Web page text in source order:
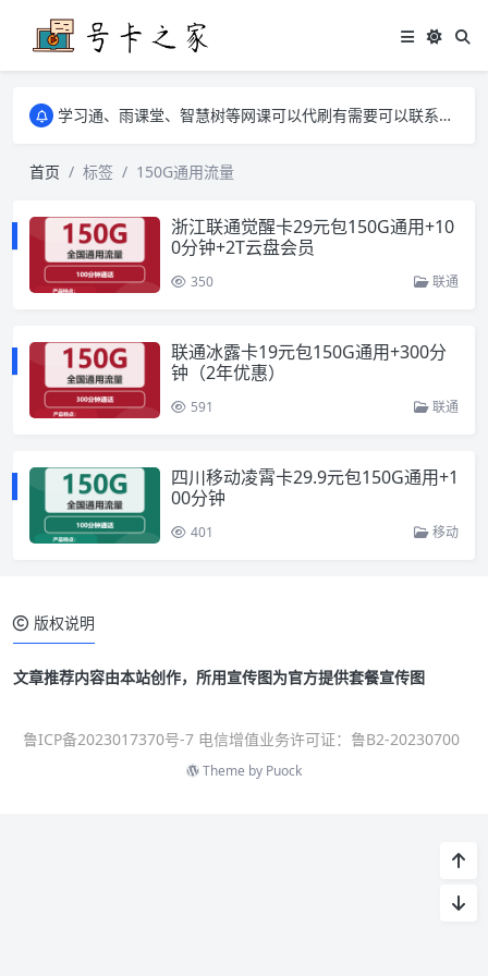
学习通、雨课堂、智慧树等网课可以代刷有需要可以联系邮箱i@tuzi.la
学习通、雨课堂、智慧树等网课可以代刷有需要可以联系邮箱i@tuzi.la
首页
标签 150G通用流量
浙江联通觉醒卡29元包150G通用+10
0分钟+2T云盘会员
350 联通
联通冰露卡19元包150G通用+300分
钟（2年优惠）
591 联通
四川移动凌霄卡29.9元包150G通用+1
00分钟
401 移动
版权说明
文章推荐内容由本站创作，所用宣传图为官方提供套餐宣传图
鲁ICP备2023017370号-7 电信增值业务许可证：鲁B2-20230700
Theme by Puock